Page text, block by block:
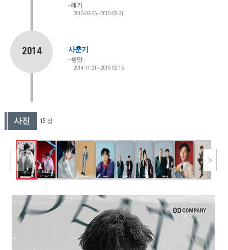
해기
2015-03-26~2015-05-31
2014 사춘기
용만
2014-11-21~2015-02-15
사진 15 장